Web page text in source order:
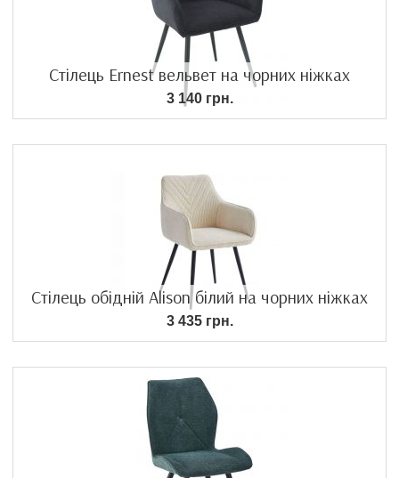
Стілець Ernest вельвет на чорних ніжках
3 140 грн.
Стілець обідній Alison білий на чорних ніжках
3 435 грн.